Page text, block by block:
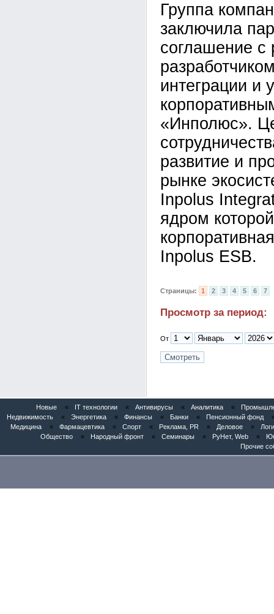
Группа
заключила
соглашение с
интеграции и
«Инполюс».
развитие и
рынке
Inpolus
ядром
Inpolus ESB.
Страницы: 1 2 3 4 5 6 7
Просмотр за период:
От
Новые « IT технологии « Антивирусы « Аналитика «
Недвижимость
« Энергетика « Финансы « Банки « Пенсионный фонд
Медицина
« Фармацевтика « Спорт « Реклама, PR « Деловое «
Общество
« Народный фронт « Семинары « РуНет, Web «
Прочие